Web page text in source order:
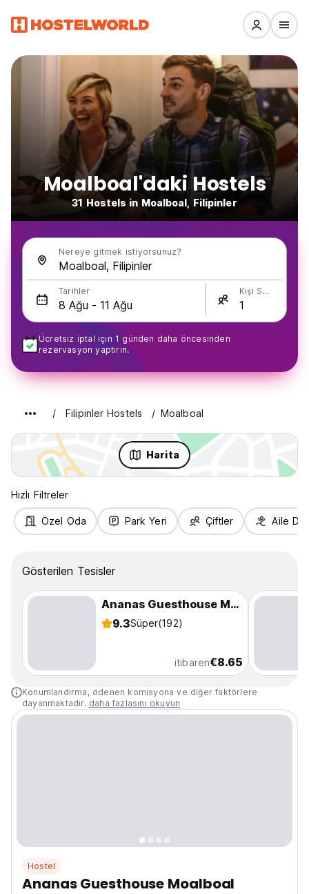
Moalboal'daki Hostels
31 Hostels in Moalboal, Filipinler
Nereye gitmek istiyorsunuz?
Tarihler Kişi Sayısı
Ücretsiz iptal için 1 günden daha öncesinden
rezervasyon yaptırın.
Filipinler Hostels Moalboal
Harita
Hızlı Filtreler
Özel Oda Park Yeri Çiftler Aile
Gösterilen Tesisler
Ananas Guesthouse Moalboal
9.3Süper(192)
itibaren€8.65
Konumlandırma, ödenen komisyona ve diğer faktörlere
dayanmaktadır. daha fazlasını okuyun
Hostel
Ananas Guesthouse Moalboal